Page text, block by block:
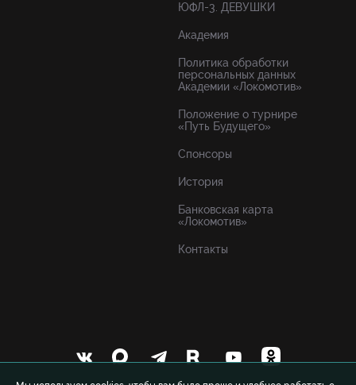
ЮФЛ-3. ДЕВУШКИ
Академия
Политика обработки
персональных данных
Академии «Локомотив»
Положение о турнире
«Путь Будущего»
Спонсоры
История
Банковская карта
«Локомотив»
Контакты